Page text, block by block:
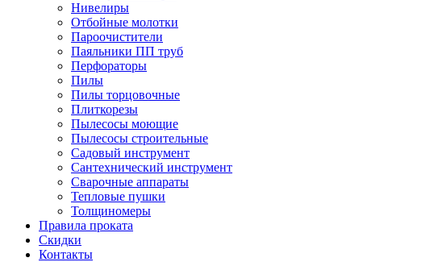
Нивелиры
Отбойные молотки
Пароочистители
Паяльники ПП труб
Перфораторы
Пилы
Пилы торцовочные
Плиткорезы
Пылесосы моющие
Пылесосы строительные
Садовый инструмент
Сантехнический инструмент
Сварочные аппараты
Тепловые пушки
Толщиномеры
Правила проката
Скидки
Контакты